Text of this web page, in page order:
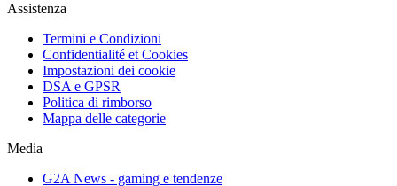
Assistenza
Termini e Condizioni
Confidentialité et Cookies
Impostazioni dei cookie
DSA e GPSR
Politica di rimborso
Mappa delle categorie
Media
G2A News - gaming e tendenze